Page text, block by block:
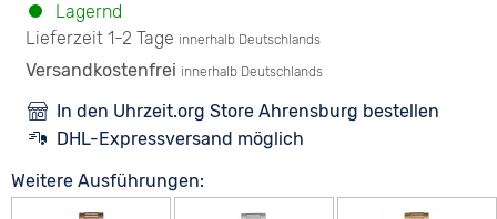
Lagernd
Lieferzeit 1-2 Tage innerhalb Deutschlands
Versandkostenfrei innerhalb Deutschlands
In den Uhrzeit.org Store Ahrensburg bestellen
DHL-Expressversand möglich
Weitere Ausführungen: